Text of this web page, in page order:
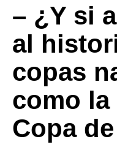
– ¿Y si
al
copas
como la
Copa